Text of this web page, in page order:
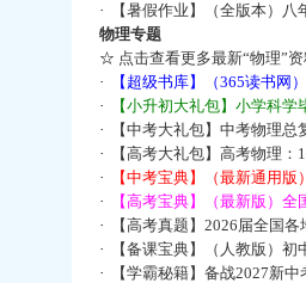
·
【暑假作业】（全版本）
物理专题
☆ 点击查看更多最新“物理”
·
【超级书库】（365读书网
·
【小升初大礼包】小学科
·
【中考大礼包】中考物理
·
【高考大礼包】高考物理
·
【中考宝典】（最新通用
·
【高考宝典】（最新版）全
·
【高考真题】2026届全国
·
【备课宝典】（人教版）
·
【学霸秘籍】备战2027新